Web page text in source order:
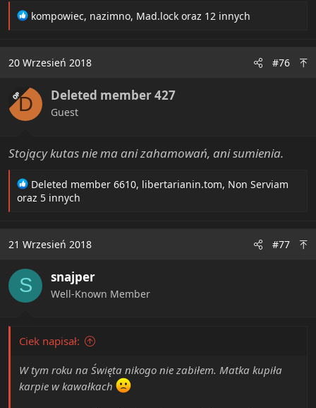
R
t
o
n
s
kompowiec, nazimno, Mad.lock oraz 12 innych
20 Wrzesień 2018 #76
OPD Deleted member 427
Guest
Stojący kutas nie ma ani zahamowań, ani sumienia.
R
e
i
n
s
:
Deleted member 6610, libertarianin.tom, Non Serviam
oraz 5 innych
21 Wrzesień 2018 #77
S snajper
Well-Known Member
Ciek napisał:
W tym roku na Święta nikogo nie zabiłem. Matka kupiła
karpie w kawałkach